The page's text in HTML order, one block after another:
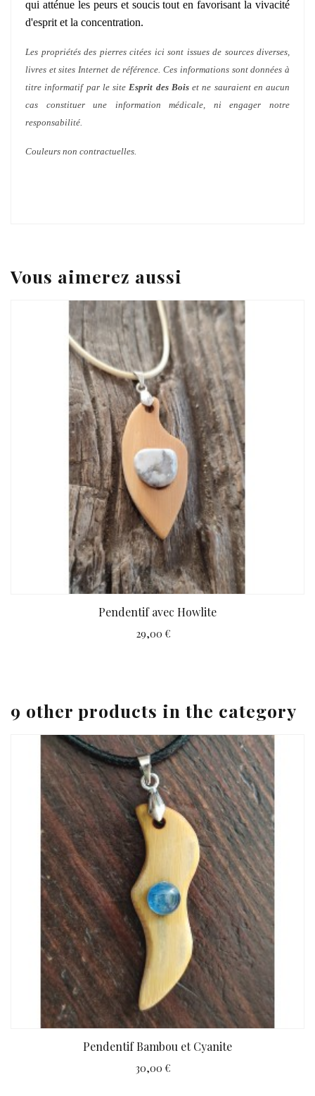
qui atténue les peurs et soucis tout en favorisant la vivacité
d'esprit et la concentration.
Les propriétés des pierres citées ici sont issues de sources diverses,
livres et sites Internet de référence. Ces informations sont données à
titre informatif par le siteEsprit des Boiset ne sauraient en aucun
cas constituer une information médicale, ni engager notre
responsabilité.
Couleurs non contractuelles.
Vous aimerez aussi
Pendentif avec Howlite
29,00 €
9 other products in the category
Pendentif Bambou et Cyanite
30,00 €